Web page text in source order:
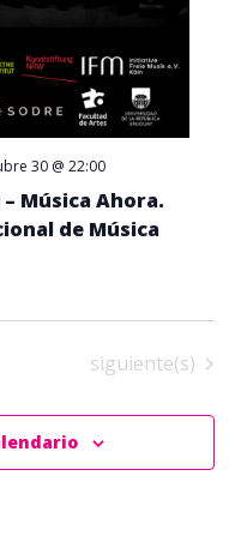
– Música Ahora.
de Música
30 @ 22:00
Eventos
siguiente(s)